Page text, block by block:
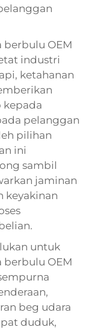
OEM
industri
ketahanan
pelanggan
pilihan
ini
sambil
jaminan
keyakinan
untuk
OEM
beg udara
duduk,